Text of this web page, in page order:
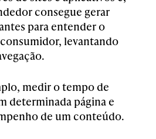
consegue gerar
para entender o
levantando
medir o tempo de
determinada página e
de um conteúdo.